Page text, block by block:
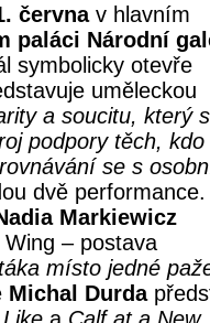
červnav hlavním
paláci Národní
symbolicky otevře
uměleckou
a soucitu, který
podpory těch, kdo
se s
dvě performance.
Markiewicz
– postava
místo jedné
Michal Durda
a Calf at a New